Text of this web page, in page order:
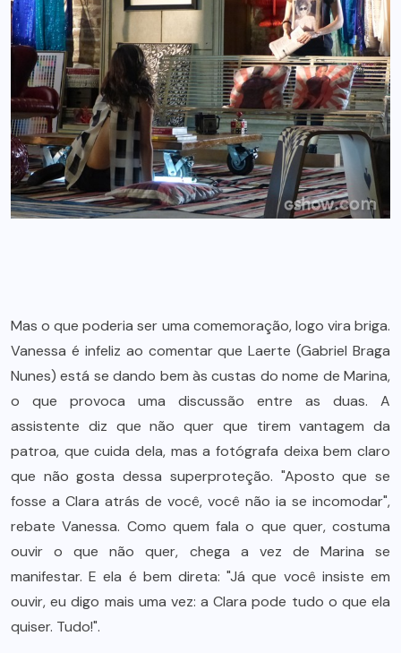
Mas o que poderia ser uma comemoração, logo vira briga.
Vanessa é infeliz ao comentar que Laerte (Gabriel Braga
Nunes) está se dando bem às custas do nome de Marina,
o que provoca uma discussão entre as duas. A
assistente diz que não quer que tirem vantagem da
patroa, que cuida dela, mas a fotógrafa deixa bem claro
que não gosta dessa superproteção. "Aposto que se
fosse a Clara atrás de você, você não ia se incomodar",
rebate Vanessa. Como quem fala o que quer, costuma
ouvir o que não quer, chega a vez de Marina se
manifestar. E ela é bem direta: "Já que você insiste em
ouvir, eu digo mais uma vez: a Clara pode tudo o que ela
quiser. Tudo!".